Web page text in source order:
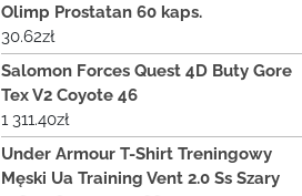
Olimp Prostatan 60 kaps.
30.62zł
Salomon Forces Quest 4D Buty Gore
Tex V2 Coyote 46
1 311.40zł
Under Armour T-Shirt Treningowy
Męski Ua Training Vent 2.0 Ss Szary